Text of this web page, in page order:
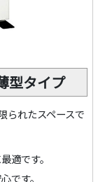
型タイプ
られたスペースで
適です。
です。